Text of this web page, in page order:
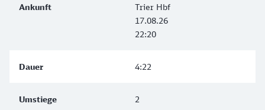
Trier Hbf
17.08.26
22:20
4:22
2